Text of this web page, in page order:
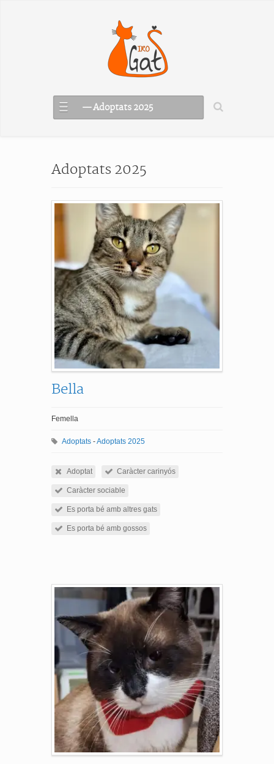
–– Adoptats 2025
Adoptats 2025
Bella
Femella
Adoptats -Adoptats 2025
Adoptat Caràcter carinyós
Caràcter sociable
Es porta bé amb altres gats
Es porta bé amb gossos